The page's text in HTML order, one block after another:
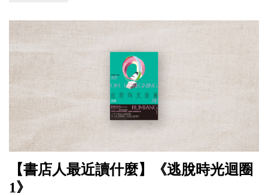
【書店人最近讀什麼】《逃脫時光迴圈
1》